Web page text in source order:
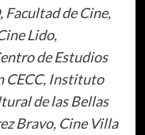
de Cine,
Lido,
de Estudios
CECC, Instituto
de las Bellas
Bravo, Cine Villa